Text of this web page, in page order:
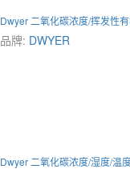
Dwyer 二氧化碳浓度/挥发性
品牌: DWYER
Dwyer 二氧化碳浓度/湿度/温